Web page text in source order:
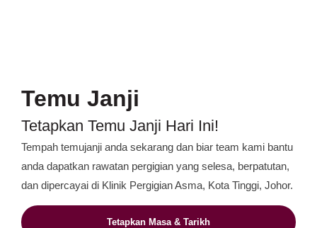
Temu Janji
Tetapkan Temu Janji Hari Ini!
Tempah temujanji anda sekarang dan biar team kami bantu
anda dapatkan rawatan pergigian yang selesa, berpatutan,
dan dipercayai di Klinik Pergigian Asma, Kota Tinggi, Johor.
Tetapkan Masa & Tarikh